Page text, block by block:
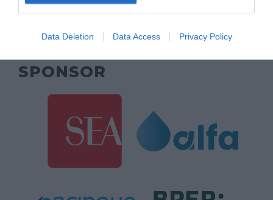
Data Deletion Data Access Privacy Policy
SPONSOR